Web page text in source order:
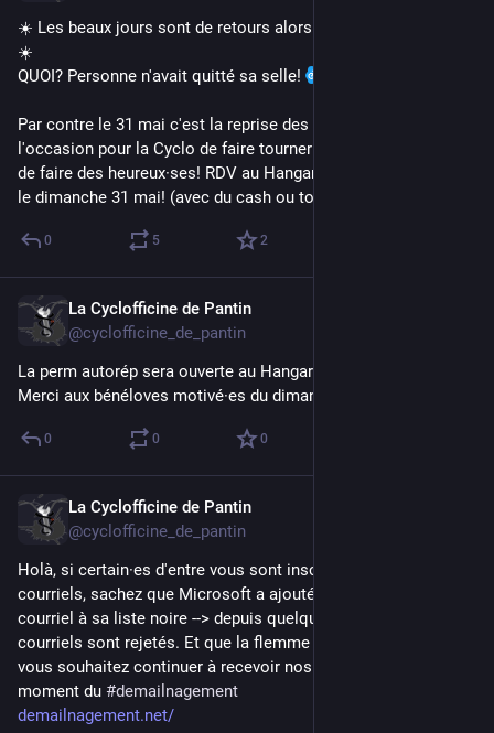
☀️ Les beaux jours sont de retours alors on se remet en selle.
☀️
QUOI? Personne n'avait quitté sa selle!
Par contre le 31 mai c'est la reprise des bourses aux vélos,
l'occasion pour la Cyclo de faire tourner le stock de vélos et
de faire des heureux·ses! RDV au Hangarde-boue de 14h à 18h
le dimanche 31 mai! (avec du cash ou ton vélo à vendre!)
0 5 2
La Cyclofficine de Pantin
@cyclofficine_de_pantin
La perm autorép sera ouverte au Hangarde Boue demain 15h!
Merci aux bénéloves motivé·es du dimanche apm!
0 0 0
La Cyclofficine de Pantin
@cyclofficine_de_pantin
Holà, si certain·es d'entre vous sont inscri·tes à nos listes
courriels, sachez que Microsoft a ajouté notre serveur de
courriel à sa liste noire --> depuis quelques jours nos
courriels sont rejetés. Et que la flemme d'aller les supplier. Si
vous souhaitez continuer à recevoir nos courriels, c'est le
moment du #demailnagement
demailnagement.net/